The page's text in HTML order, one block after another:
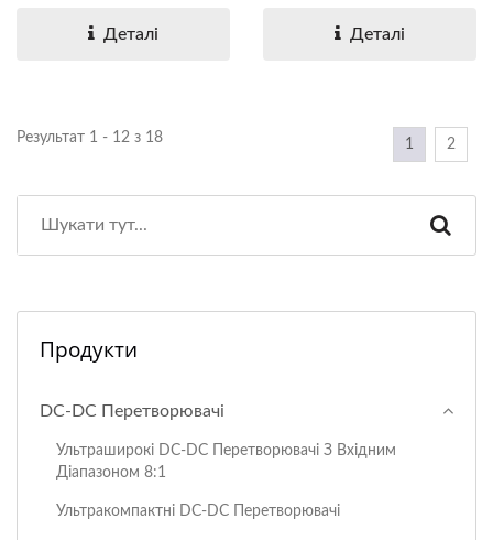
Деталі
Деталі
Результат 1 - 12 з 18 1 2
Продукти
DC-DC Перетворювачі
Ультраширокі DC-DC Перетворювачі З Вхідним
Діапазоном 8:1
Ультракомпактні DC-DC Перетворювачі